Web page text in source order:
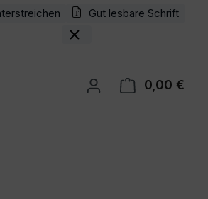
Gut lesbare Schrift
0,00 €